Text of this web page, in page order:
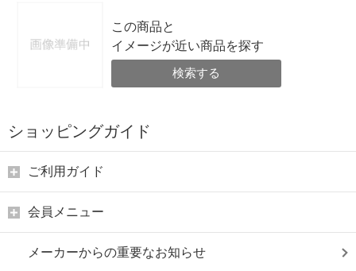
この商品と
イメージが近い商品を探す
検索する
ショッピングガイド
ご利用ガイド
会員メニュー
メーカーからの重要なお知らせ